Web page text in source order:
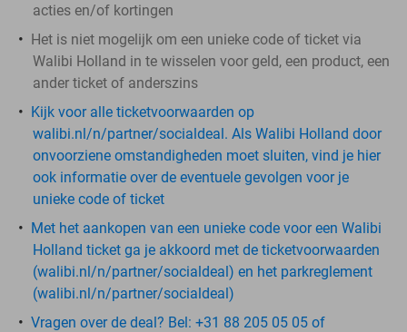
acties en/of kortingen
Het is niet mogelijk om een unieke code of ticket via
Walibi Holland in te wisselen voor geld, een product, een
ander ticket of anderszins
Kijk voor alle ticketvoorwaarden op
walibi.nl/n/partner/socialdeal. Als Walibi Holland door
onvoorziene omstandigheden moet sluiten, vind je hier
ook informatie over de eventuele gevolgen voor je
unieke code of ticket
Met het aankopen van een unieke code voor een Walibi
Holland ticket ga je akkoord met de ticketvoorwaarden
(walibi.nl/n/partner/socialdeal) en het parkreglement
(walibi.nl/n/partner/socialdeal)
Vragen over de deal? Bel: +31 88 205 05 05 of